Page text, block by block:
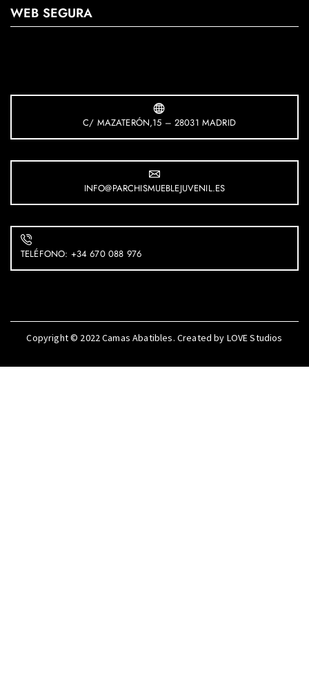
WEB SEGURA
C/ MAZATERÓN,15 – 28031 MADRID
INFO@PARCHISMUEBLEJUVENIL.ES
TELÉFONO: +34 670 088 976
Copyright © 2022Camas Abatibles. Created by LOVE Studios